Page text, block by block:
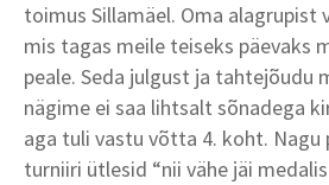
toimus Sillamäel. Oma alagrupist
mis tagas meile teiseks päevaks
peale. Seda julgust ja tahtejõudu
nägime ei saa lihtsalt sõnadega
aga tuli vastu võtta 4. koht. Nagu
turniiri ütlesid “nii vähe jäi